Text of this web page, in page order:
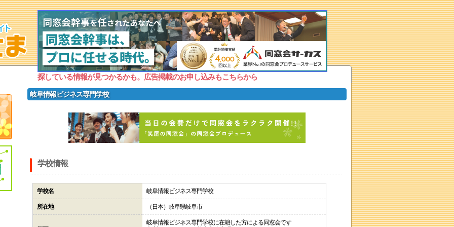
探している情報が見つかるかも。広告掲載のお申し込みもこちらから
岐阜情報ビジネス専門学校
学校情報
学校名 岐阜情報ビジネス専門学校
所在地 （日本）岐阜県岐阜市
岐阜情報ビジネス専門学校に在籍した方による同窓会です